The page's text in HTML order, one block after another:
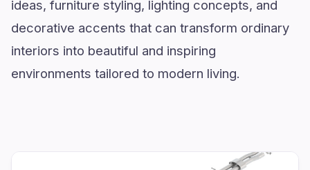
ideas, furniture styling, lighting concepts, and
decorative accents that can transform ordinary
interiors into beautiful and inspiring
environments tailored to modern living.